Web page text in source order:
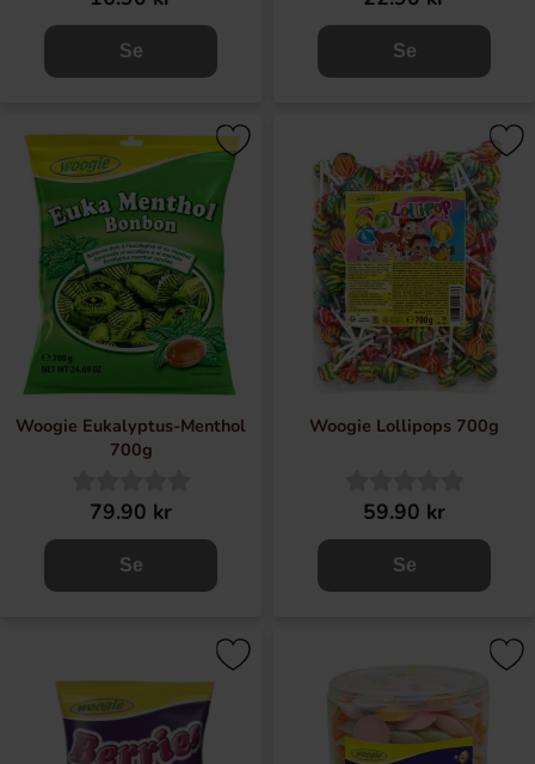
Se Se
Woogie Eukalyptus-Menthol
700g
79.90 kr
Se
Woogie Lollipops 700g
59.90 kr
Se